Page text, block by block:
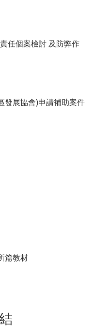
任個案檢討 及防弊作
發展協會)申請補助案件
篇教材